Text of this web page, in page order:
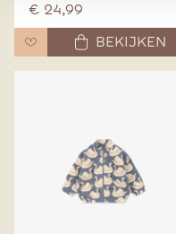
€ 24,99
BEKIJKEN